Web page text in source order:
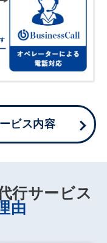
ビス内容
行サービス
由